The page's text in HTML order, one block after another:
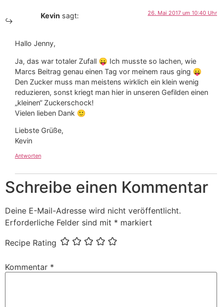
Kevin sagt: 26. Mai 2017 um 10:40 Uhr
Hallo Jenny,
Ja, das war totaler Zufall 😛 Ich musste so lachen, wie
Marcs Beitrag genau einen Tag vor meinem raus ging 😛
Den Zucker muss man meistens wirklich ein klein wenig
reduzieren, sonst kriegt man hier in unseren Gefilden einen
„kleinen“ Zuckerschock!
Vielen lieben Dank 🙂
Liebste Grüße,
Kevin
Antworten
Schreibe einen Kommentar
Deine E-Mail-Adresse wird nicht veröffentlicht.
Erforderliche Felder sind mit * markiert
Recipe Rating
Kommentar *